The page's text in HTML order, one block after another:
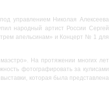
управлением Николая Алексеева
народный артист России Сергей
апельсинам» и Концерт № 1 для
На протяжении многих лет
фотографировать за кулисами
которая была представлена